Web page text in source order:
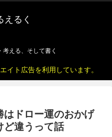
えるく
える、そして書く
イト広告を利用しています。
はドロー運のおかげ
ど違うって話